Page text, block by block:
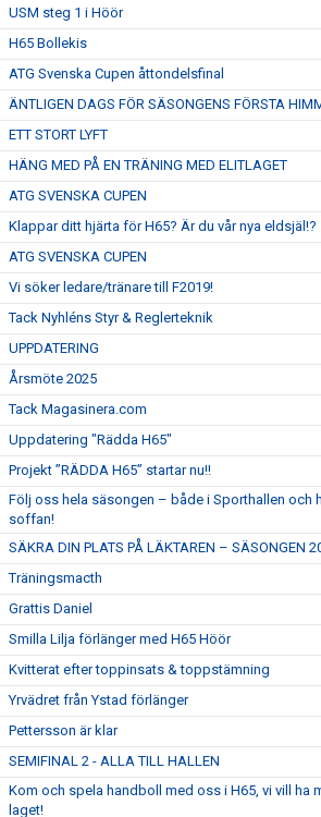
USM steg 1 i Höör
H65 Bollekis
ATG Svenska Cupen åttondelsfinal
ÄNTLIGEN DAGS FÖR SÄSONGENS FÖRSTA
ETT STORT LYFT
HÄNG MED PÅ EN TRÄNING MED ELITLAGET
ATG SVENSKA CUPEN
Klappar ditt hjärta för H65? Är du vår nya eldsjäl!?
ATG SVENSKA CUPEN
Vi söker ledare/tränare till F2019!
Tack Nyhléns Styr & Reglerteknik
UPPDATERING
Årsmöte 2025
Tack Magasinera.com
Uppdatering "Rädda H65"
Projekt ”RÄDDA H65” startar nu!!
Följ oss hela säsongen – både i Sporthallen och
soffan!
SÄKRA DIN PLATS PÅ LÄKTAREN – SÄSONGEN
Träningsmacth
Grattis Daniel
Smilla Lilja förlänger med H65 Höör
Kvitterat efter toppinsats & toppstämning
Yrvädret från Ystad förlänger
Pettersson är klar
SEMIFINAL 2 - ALLA TILL HALLEN
Kom och spela handboll med oss i H65, vi vill ha
laget!